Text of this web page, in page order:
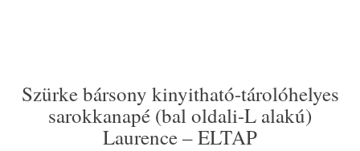
Szürke bársony kinyitható-tárolóhelyes
sarokkanapé (bal oldali-L alakú)
Laurence – ELTAP